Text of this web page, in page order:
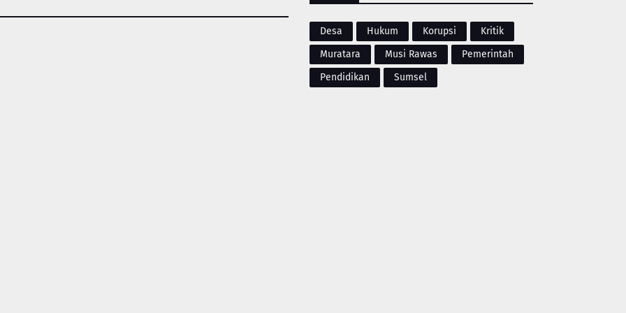
Desa Hukum Korupsi
Kritik
Muratara
Musi Rawas
Pemerintah
Pendidikan
Sumsel